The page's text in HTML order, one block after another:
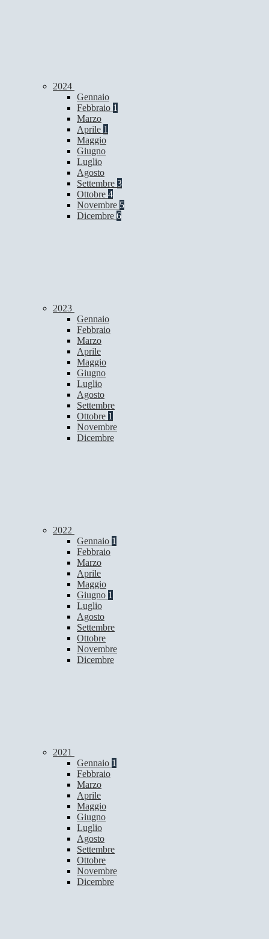
2024
Gennaio
Febbraio 1
Marzo
Aprile 1
Maggio
Giugno
Luglio
Agosto
Settembre 3
Ottobre 4
Novembre 5
Dicembre 6
2023
Gennaio
Febbraio
Marzo
Aprile
Maggio
Giugno
Luglio
Agosto
Settembre
Ottobre 1
Novembre
Dicembre
2022
Gennaio 1
Febbraio
Marzo
Aprile
Maggio
Giugno 1
Luglio
Agosto
Settembre
Ottobre
Novembre
Dicembre
2021
Gennaio 1
Febbraio
Marzo
Aprile
Maggio
Giugno
Luglio
Agosto
Settembre
Ottobre
Novembre
Dicembre